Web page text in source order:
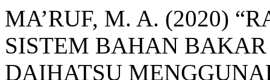
MA’RUF, M. A. (2020)
SISTEM BAHAN
DAIHATSU